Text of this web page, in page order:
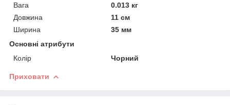
Вага
0.013 кг
Довжина
11 см
Ширина
35 мм
Основні атрибути
Колір
Чорний
Приховати